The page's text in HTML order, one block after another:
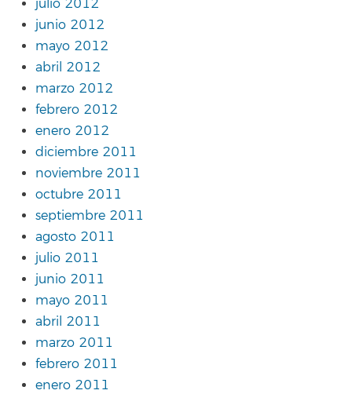
julio 2012
junio 2012
mayo 2012
abril 2012
marzo 2012
febrero 2012
enero 2012
diciembre 2011
noviembre 2011
octubre 2011
septiembre 2011
agosto 2011
julio 2011
junio 2011
mayo 2011
abril 2011
marzo 2011
febrero 2011
enero 2011